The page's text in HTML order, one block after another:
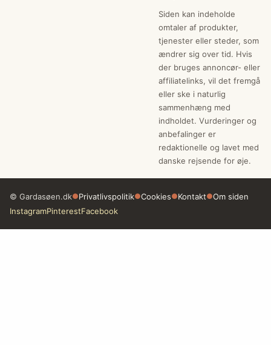
Siden kan indeholde
omtaler af produkter,
tjenester eller steder, som
ændrer sig over tid. Hvis
der bruges annoncør- eller
affiliatelinks, vil det fremgå
eller ske i naturlig
sammenhæng med
indholdet. Vurderinger og
anbefalinger er
redaktionelle og lavet med
danske rejsende for øje.
© Gardasøen.dk●Privatlivspolitik●Cookies●Kontakt●Om siden
InstagramPinterestFacebook